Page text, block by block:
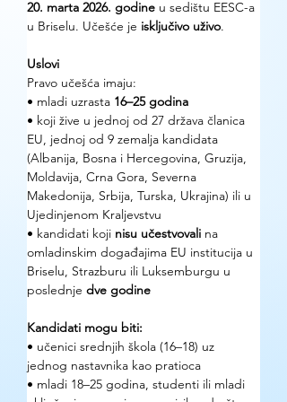
20. marta 2026. godine u sedištu EESC-a
u Briselu. Učešće je isključivo uživo.
Uslovi
Pravo učešća imaju:
• mladi uzrasta 16–25 godina
• koji žive u jednoj od 27 država članica
EU, jednoj od 9 zemalja kandidata
(Albanija, Bosna i Hercegovina, Gruzija,
Moldavija, Crna Gora, Severna
Makedonija, Srbija, Turska, Ukrajina) ili u
Ujedinjenom Kraljevstvu
• kandidati koji nisu učestvovali na
omladinskim događajima EU institucija u
Briselu, Strazburu ili Luksemburgu u
poslednje dve godine
Kandidati mogu biti:
• učenici srednjih škola (16–18) uz
jednog nastavnika kao pratioca
• mladi 18–25 godina, studenti ili mladi